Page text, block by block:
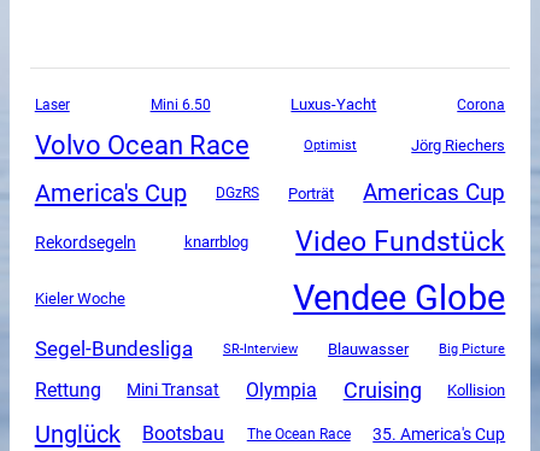
Laser Mini 6.50 Luxus-Yacht Corona
Volvo Ocean Race Optimist Jörg Riechers
America's Cup DGzRS Porträt Americas Cup
Rekordsegeln knarrblog Video Fundstück
Kieler Woche Vendee Globe
Segel-Bundesliga SR-Interview Blauwasser Big Picture
Rettung Mini Transat Olympia Cruising Kollision
Unglück Bootsbau The Ocean Race 35. America's Cup